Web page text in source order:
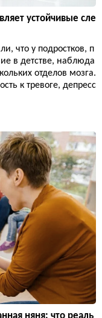
устойчивые сле
что у подростков, п
в детстве, наблюда
отделов мозга.
к тревоге, депресс